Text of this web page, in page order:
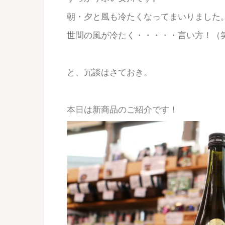
朝・夕と風も冷たくなってまいりました
世間の風が冷たく・・・・・言い方！（
と、冗談はさておき。
本日は新商品のご紹介です！